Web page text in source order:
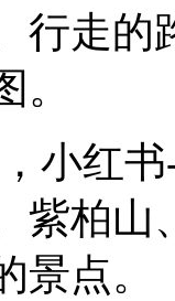
行走的
小红
紫柏山
景点。